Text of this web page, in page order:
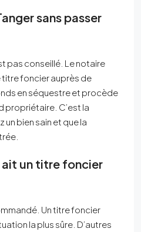
sans passer
pas conseillé. Le notaire
titre foncier auprès de
en séquestre et procède
propriétaire. C’est la
bien sain et que la
un titre foncier
Un titre foncier
la plus sûre. D’autres